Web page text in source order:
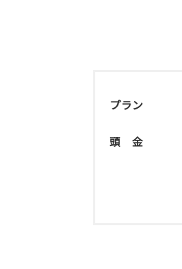
プラン
頭 金